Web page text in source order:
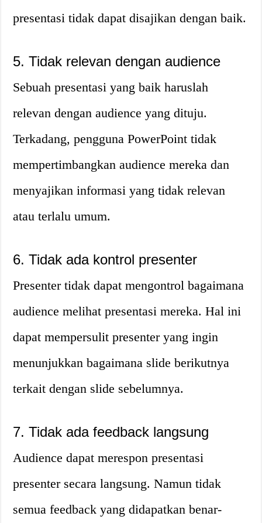
presentasi tidak dapat disajikan dengan baik.
5. Tidak relevan dengan audience
Sebuah presentasi yang baik haruslah
relevan dengan audience yang dituju.
Terkadang, pengguna PowerPoint tidak
mempertimbangkan audience mereka dan
menyajikan informasi yang tidak relevan
atau terlalu umum.
6. Tidak ada kontrol presenter
Presenter tidak dapat mengontrol bagaimana
audience melihat presentasi mereka. Hal ini
dapat mempersulit presenter yang ingin
menunjukkan bagaimana slide berikutnya
terkait dengan slide sebelumnya.
7. Tidak ada feedback langsung
Audience dapat merespon presentasi
presenter secara langsung. Namun tidak
semua feedback yang didapatkan benar-